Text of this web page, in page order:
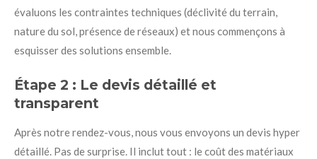
évaluons les contraintes techniques (déclivité du terrain,
nature du sol, présence de réseaux) et nous commençons à
esquisser des solutions ensemble.
Étape 2 : Le devis détaillé et
transparent
Après notre rendez-vous, nous vous envoyons un devis hyper
détaillé. Pas de surprise. Il inclut tout : le coût des matériaux